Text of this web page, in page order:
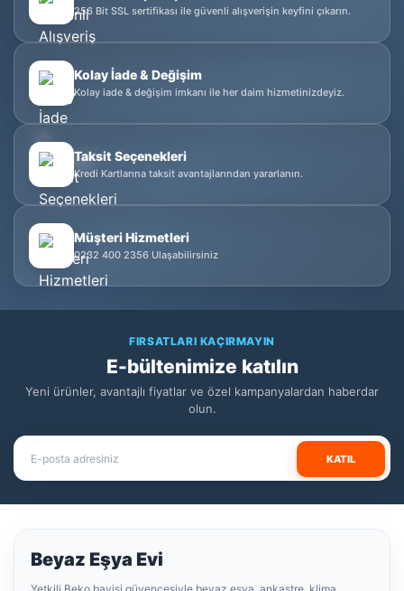
256 Bit SSL sertifikası ile güvenli alışverişin keyfini çıkarın.
Kolay İade & Değişim
Kolay iade & değişim imkanı ile her daim hizmetinizdeyiz.
Taksit Seçenekleri
Kredi Kartlarına taksit avantajlarından yararlanın.
Müşteri Hizmetleri
0232 400 2356 Ulaşabilirsiniz
FIRSATLARI KAÇIRMAYIN
E-bültenimize katılın
Yeni ürünler, avantajlı fiyatlar ve özel kampanyalardan haberdar
olun.
KATIL
Beyaz Eşya Evi